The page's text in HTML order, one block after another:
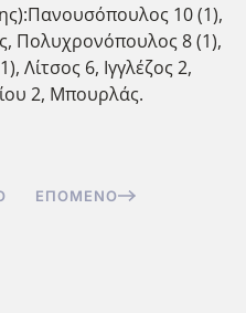
10 (1),
Πολυχρονόπουλος 8 (1),
Λίτσος 6, Ιγγλέζος 2,
2, Μπουρλάς.
ΕΠΌΜΕΝΟ